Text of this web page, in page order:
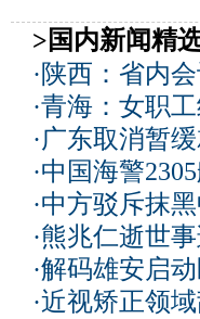
>国内新闻精
· 陕西：省内
·青海：女职
·广东取消暂
·中国海警
·中方驳斥抹
·熊兆仁逝世
·解码雄安启
·近视矫正领